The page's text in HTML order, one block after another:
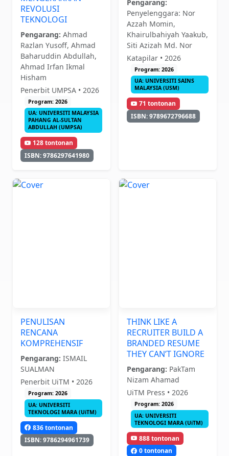
REVOLUSI
TEKNOLOGI
Pengarang: Ahmad
Razlan Yusoff, Ahmad
Baharuddin Abdullah,
Ahmad Irfan Ikmal
Hisham
Penerbit UMPSA • 2026
Program: 2026
UA: UNIVERSITI MALAYSIA
PAHANG AL-SULTAN
ABDULLAH (UMPSA)
128 tontonan
ISBN: 9786297641980
Pengarang:
Penyelenggara: Nor
Azzah Momin,
Khairulbahiyah Yaakub,
Siti Azizah Md. Nor
Katapilar • 2026
Program: 2026
UA: UNIVERSITI SAINS
MALAYSIA (USM)
71 tontonan
ISBN: 9789672796688
PENULISAN
RENCANA
KOMPREHENSIF
Pengarang: ISMAIL
SUALMAN
Penerbit UiTM • 2026
Program: 2026
UA: UNIVERSITI
TEKNOLOGI MARA (UiTM)
836 tontonan
ISBN: 9786294961739
THINK LIKE A
RECRUITER BUILD A
BRANDED RESUME
THEY CAN’T IGNORE
Pengarang: PakTam
Nizam Ahamad
UiTM Press • 2026
Program: 2026
UA: UNIVERSITI
TEKNOLOGI MARA (UiTM)
888 tontonan
0 tontonan